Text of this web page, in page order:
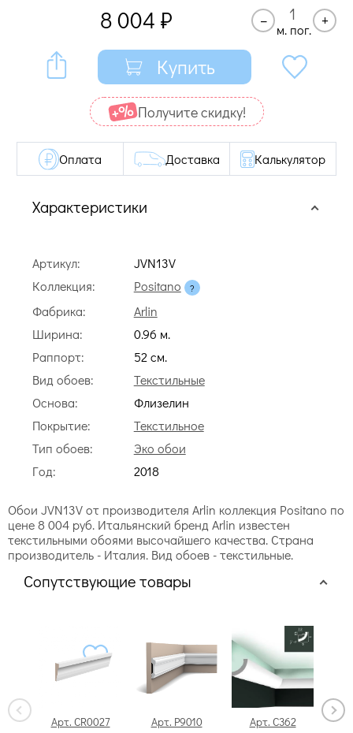
8 004 ₽ –
м. пог.
+
Купить
Получите cкидку!
Характеристики
Артикул:
JVN13V
Коллекция:
Positano
Фабрика:
Arlin
Ширина:
0.96 м.
Раппорт:
52 cм.
Вид обоев:
Текстильные
Основа:
Флизелин
Покрытие:
Текстильное
Тип обоев:
Эко обои
Год:
2018
Оплата Доставка Калькулятор
Обои JVN13V от производителя Arlin коллекция Positano по
цене 8 004 руб. Итальянский бренд Arlin известен
текстильными обоями высочайшего качества. Страна
производитель - Италия. Вид обоев - текстильные.
Сопутствующие товары
Арт. CR0027 Арт. P9010 Арт. C362